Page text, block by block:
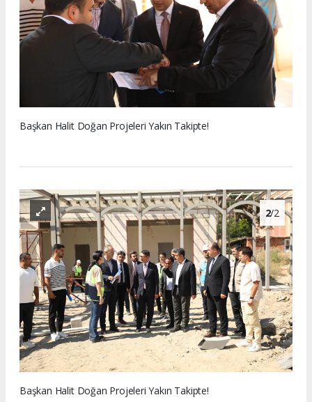
Başkan Halit Doğan Projeleri Yakın Takipte!
2/2
Başkan Halit Doğan Projeleri Yakın Takipte!